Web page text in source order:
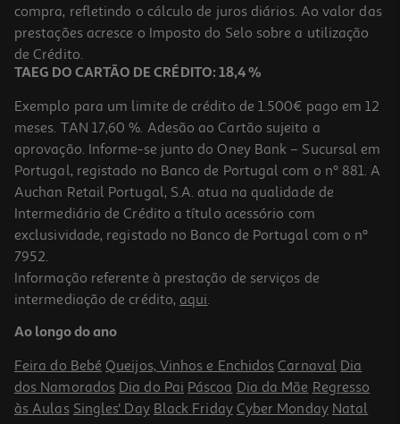
273.99 €/un
273,99 €
Smartphone Oppo Find X9 Pro (6.78'' 16/512gb Cinza Titânio)
1199.99 €/un
1.199,99 €
compra, refletindo o cálculo de juros diários. Ao valor das
prestações acresce o Imposto do Selo sobre a utilização
de Crédito.
TAEG DO CARTÃO DE CRÉDITO: 18,4 %
Exemplo para um limite de crédito de 1.500€ pago em 12
meses. TAN 17,60 %. Adesão ao Cartão sujeita a
aprovação. Informe-se junto do Oney Bank – Sucursal em
Portugal, registado no Banco de Portugal com o nº 881. A
Auchan Retail Portugal, S.A. atua na qualidade de
Intermediário de Crédito a título acessório com
exclusividade, registado no Banco de Portugal com o nº
7952.
Informação referente à prestação de serviços de
intermediação de crédito, aqui.
Ao longo do ano
Feira do Bebé Queijos, Vinhos e Enchidos Carnaval Dia
dos Namorados Dia do Pai Páscoa Dia da Mãe Regresso
às Aulas Singles' Day Black Friday Cyber Monday Natal